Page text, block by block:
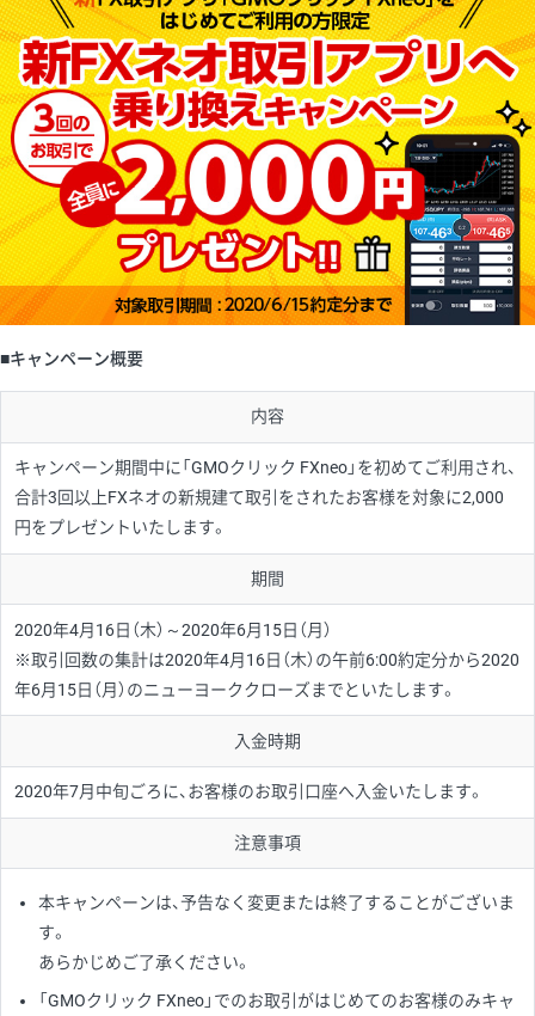
■キャンペーン概要
内容
キャンペーン期間中に「GMOクリック FXneo」を初めてご利用され、
合計3回以上FXネオの新規建て取引をされたお客様を対象に2,000
円をプレゼントいたします。
期間
2020年4月16日（木）～2020年6月15日（月）
※取引回数の集計は2020年4月16日（木）の午前6:00約定分から2020
年6月15日（月）のニューヨーククローズまでといたします。
入金時期
2020年7月中旬ごろに、お客様のお取引口座へ入金いたします。
注意事項
本キャンペーンは、予告なく変更または終了することがございま
す。
あらかじめご了承ください。
「GMOクリック FXneo」でのお取引がはじめてのお客様のみキャ